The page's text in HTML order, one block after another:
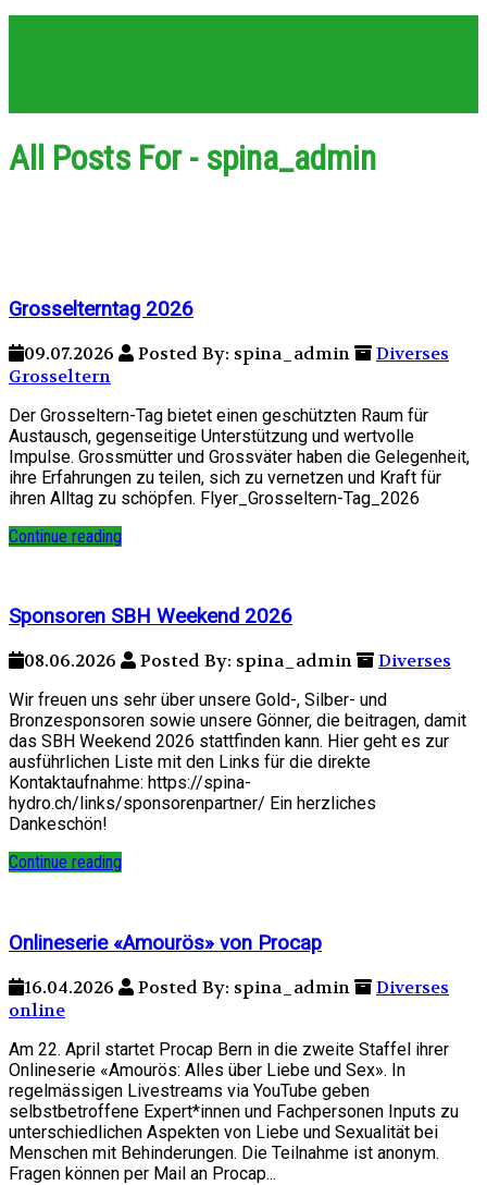
All Posts For - spina_admin
Grosselterntag 2026
09.07.2026 Posted By: spina_admin
Diverses
Grosseltern
Der Grosseltern-Tag bietet einen geschützten Raum für
Austausch, gegenseitige Unterstützung und wertvolle
Impulse. Grossmütter und Grossväter haben die Gelegenheit,
ihre Erfahrungen zu teilen, sich zu vernetzen und Kraft für
ihren Alltag zu schöpfen. Flyer_Grosseltern-Tag_2026
Continue reading
Sponsoren SBH Weekend 2026
08.06.2026 Posted By: spina_admin Diverses
Wir freuen uns sehr über unsere Gold-, Silber- und
Bronzesponsoren sowie unsere Gönner, die beitragen, damit
das SBH Weekend 2026 stattfinden kann. Hier geht es zur
ausführlichen Liste mit den Links für die direkte
Kontaktaufnahme: https://spina-
hydro.ch/links/sponsorenpartner/ Ein herzliches
Dankeschön!
Continue reading
Onlineserie «Amourös» von Procap
16.04.2026 Posted By: spina_admin
Diverses
online
Am 22. April startet Procap Bern in die zweite Staffel ihrer
Onlineserie «Amourös: Alles über Liebe und Sex». In
regelmässigen Livestreams via YouTube geben
selbstbetroffene Expert*innen und Fachpersonen Inputs zu
unterschiedlichen Aspekten von Liebe und Sexualität bei
Menschen mit Behinderungen. Die Teilnahme ist anonym.
Fragen können per Mail an Procap...